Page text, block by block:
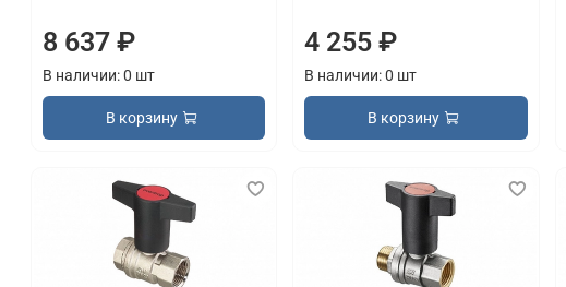
8 637 ₽
В наличии: 0 шт
В корзину
4 255 ₽
В наличии: 0 шт
В корзину